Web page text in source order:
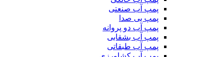
پمپ آب صنعتی
پمپ بی صدا
پمپ آب دو پروانه
پمپ آب بشقابی
پمپ آب طبقاتی